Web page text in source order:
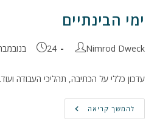
ימי הבינתיים
מחבר:
Nimrod Dweck פורסם:
24 בנובמבר 2019
עדכון כללי על הכתיבה, תהליכי העבודה ועוד.
להמשך קריאה ימי
הבינתיים